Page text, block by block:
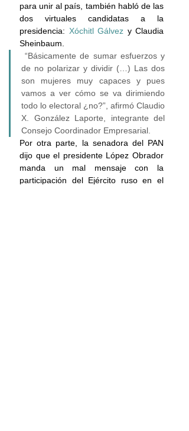
para unir al país, también habló de las
dos virtuales candidatas a la
presidencia: Xóchitl Gálvez y Claudia
Sheinbaum.
“Básicamente de sumar esfuerzos y
de no polarizar y dividir (…) Las dos
son mujeres muy capaces y pues
vamos a ver cómo se va dirimiendo
todo lo electoral ¿no?”, afirmó Claudio
X. González Laporte, integrante del
Consejo Coordinador Empresarial.
Por otra parte, la senadora del PAN
dijo que el presidente López Obrador
manda un mal mensaje con la
participación del Ejército ruso en el